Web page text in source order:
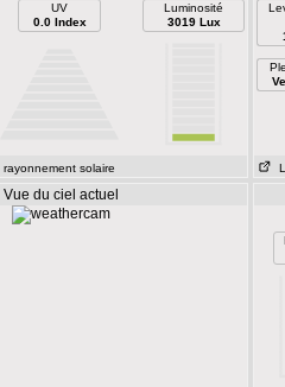
UV
0.0 Index
Luminosité
3019 Lux
solaire
Vue du ciel actuel